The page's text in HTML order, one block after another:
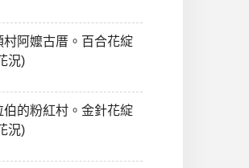
阿嬤古厝。百合花綻
況)
的粉紅村。金針花綻
況)